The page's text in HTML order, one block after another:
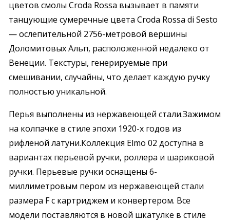
цветов смолы Croda Rossa вызывает в памяти
танцующие сумеречные цвета Croda Rossa di Sesto
— ослепительной 2756-метровой вершины
Доломитовых Альп, расположенной недалеко от
Венеции. Текстуры, генерируемые при
смешивании, случайны, что делает каждую ручку
полностью уникальной.
Перья выполнены из нержавеющей стали.Зажимом
на колпачке в стиле эпохи 1920-х годов из
рифленой латуни.Коллекция Elmo 02 доступна в
вариантах перьевой ручки, роллера и шариковой
ручки. Перьевые ручки оснащены 6-
миллиметровым пером из нержавеющей стали
размера F с картриджем и конвертером. Все
модели поставляются в новой шкатулке в стиле